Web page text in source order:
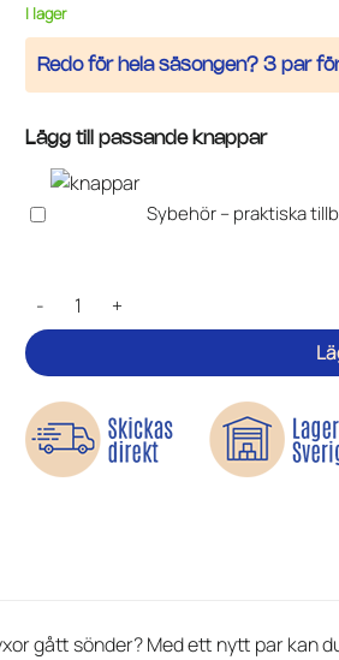
I lager
Redo för hela säsongen? 3 par
Lägg till passande knappar
Sybehör – praktiska
Fothällor – för overaller och regnbyxor
gått sönder? Med ett nytt par kan